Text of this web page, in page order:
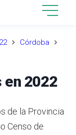
Córdoba
en 2022
de la Provincia
Censo de